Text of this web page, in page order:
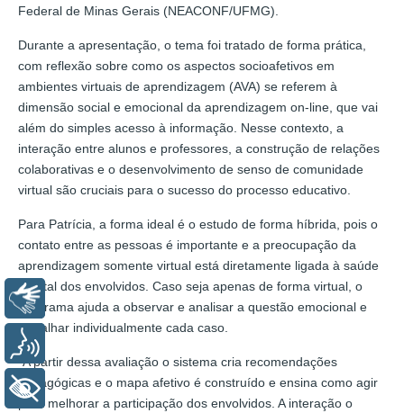
Federal de Minas Gerais (NEACONF/UFMG).
Durante a apresentação, o tema foi tratado de forma prática,
com reflexão sobre como os aspectos socioafetivos em
ambientes virtuais de aprendizagem (AVA) se referem à
dimensão social e emocional da aprendizagem on-line, que vai
além do simples acesso à informação. Nesse contexto, a
interação entre alunos e professores, a construção de relações
colaborativas e o desenvolvimento de senso de comunidade
virtual são cruciais para o sucesso do processo educativo.
Para Patrícia, a forma ideal é o estudo de forma híbrida, pois o
contato entre as pessoas é importante e a preocupação da
aprendizagem somente virtual está diretamente ligada à saúde
mental dos envolvidos. Caso seja apenas de forma virtual, o
programa ajuda a observar e analisar a questão emocional e
trabalhar individualmente cada caso.
“A partir dessa avaliação o sistema cria recomendações
pedagógicas e o mapa afetivo é construído e ensina como agir
para melhorar a participação dos envolvidos. A interação o
+ Acessibilidade